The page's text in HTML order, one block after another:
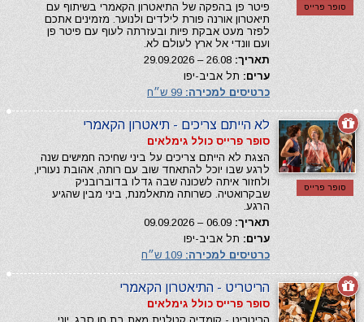
סופר פרייס
פיטר פן בהפקה של התיאטרון הקאמרי בשיתוף עם
תיאטרון אורנה פורת לילדים ולנוער. מזמינים אתכם
לפזר מעט אבקת פיות ובעזרתה לעוף עם פיטר פן
ועם וונדי אל ארץ לעולם לא.
תאריך:
ערים: תל אביב-יפו
כרטיסים למכירה:
סופר פרייס
לא הייתם צריכים - תיאטרון הקאמרי
סופר פרייס כולל גימלאים
הצגת לא הייתם צריכים על ביני שחיכה חמישים שנה
לרגע שבו יוכל להתאחד שוב עם רותה, אהובת נעוריו,
ולחזור איתה לשכונה שבה גדלו בדוברובניק
שבקרואטיה. כשרותה מתאלמנת, ביני מבין שהגיע
הרגע.
תאריך:
ערים: תל אביב-יפו
כרטיסים למכירה:
הריטריט - התיאטרון הקאמרי
סופר פרייס כולל גימלאים